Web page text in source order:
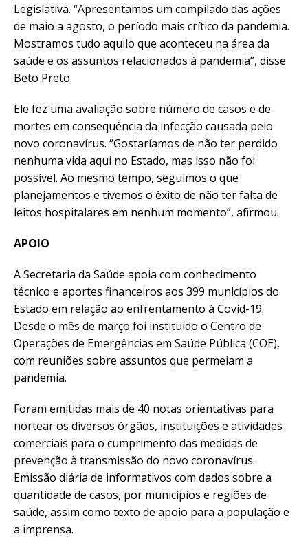
Legislativa. “Apresentamos um compilado das ações
de maio a agosto, o período mais crítico da pandemia.
Mostramos tudo aquilo que aconteceu na área da
saúde e os assuntos relacionados à pandemia”, disse
Beto Preto.
Ele fez uma avaliação sobre número de casos e de
mortes em consequência da infecção causada pelo
novo coronavírus. “Gostaríamos de não ter perdido
nenhuma vida aqui no Estado, mas isso não foi
possível. Ao mesmo tempo, seguimos o que
planejamentos e tivemos o êxito de não ter falta de
leitos hospitalares em nenhum momento”, afirmou.
APOIO
A Secretaria da Saúde apoia com conhecimento
técnico e aportes financeiros aos 399 municípios do
Estado em relação ao enfrentamento à Covid-19.
Desde o mês de março foi instituído o Centro de
Operações de Emergências em Saúde Pública (COE),
com reuniões sobre assuntos que permeiam a
pandemia.
Foram emitidas mais de 40 notas orientativas para
nortear os diversos órgãos, instituições e atividades
comerciais para o cumprimento das medidas de
prevenção à transmissão do novo coronavírus.
Emissão diária de informativos com dados sobre a
quantidade de casos, por municípios e regiões de
saúde, assim como texto de apoio para a população e
a imprensa.